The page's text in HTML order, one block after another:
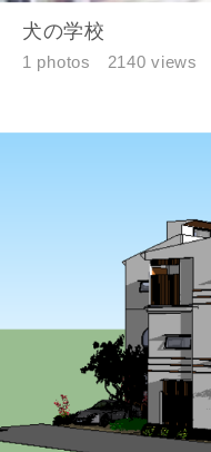
犬の学校
1 photos 2140 views